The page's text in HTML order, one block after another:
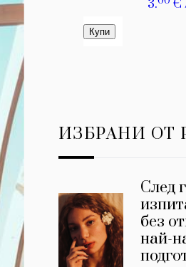
ИЗБРАНИ ОТ
След
без
най-